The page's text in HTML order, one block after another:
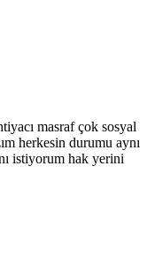
masraf çok sosyal
herkesin durumu aynı
istiyorum hak yerini